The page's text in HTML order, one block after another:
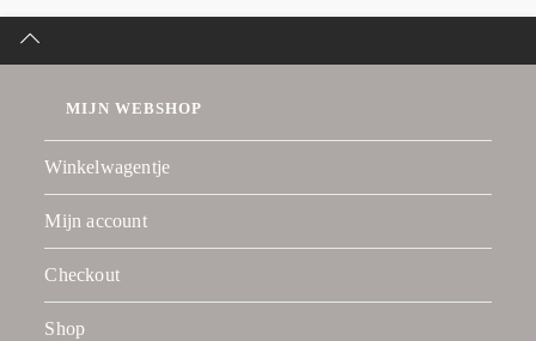
MIJN WEBSHOP
Winkelwagentje
Mijn account
Checkout
Shop